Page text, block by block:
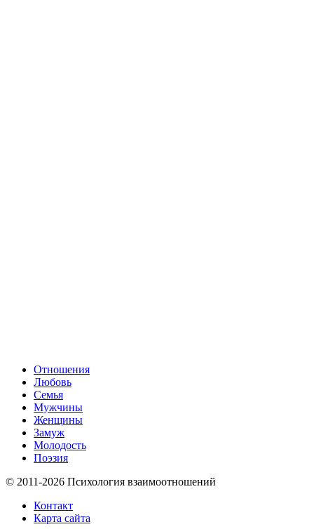
Отношения
Любовь
Семья
Мужчины
Женщины
Замуж
Молодость
Поэзия
© 2011-2026 Психология взаимоотношений
Контакт
Карта сайта